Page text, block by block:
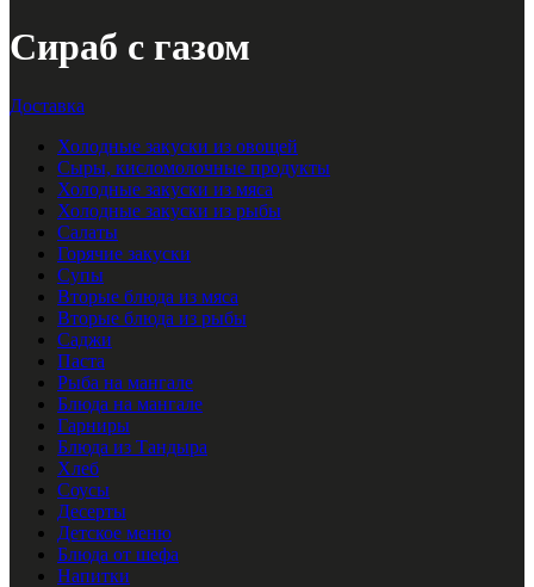
Сираб с газом
Доставка
Холодные закуски из овощей
Сыры, кисломолочные продукты
Холодные закуски из мяса
Холодные закуски из рыбы
Салаты
Горячие закуски
Супы
Вторые блюда из мяса
Вторые блюда из рыбы
Саджи
Паста
Рыба на мангале
Блюда на мангале
Гарниры
Блюда из Тандыра
Хлеб
Соусы
Десерты
Детское меню
Блюда от шефа
Напитки